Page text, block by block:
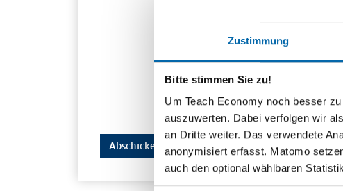
Zustimmung
Bitte stimmen Sie zu!
Um Teach Economy noch besser
auszuwerten. Dabei verfolgen wir
an Dritte weiter. Das verwendete
anonymisiert erfasst. Matomo
auch den optional wählbaren